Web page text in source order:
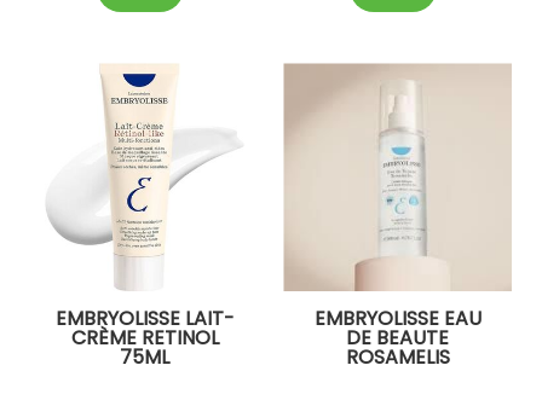
EMBRYOLISSE LAIT-
CRÈME RETINOL
75ML
EMBRYOLISSE EAU
DE BEAUTE
ROSAMELIS